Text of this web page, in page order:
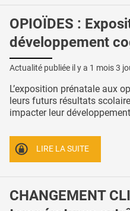
OPIOÏDES :
développement
Actualité publiée il y a 1 mois 3
L’exposition prénatale aux
leurs futurs résultats
impacter leur
LIRE LA SUITE
CHANGEMENT